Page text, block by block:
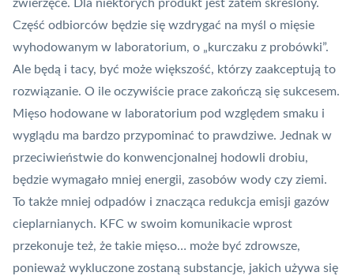
zwierzęce. Dla niektórych produkt jest zatem skreślony.
Część odbiorców będzie się wzdrygać na myśl o mięsie
wyhodowanym w laboratorium, o „kurczaku z probówki”.
Ale będą i tacy, być może większość, którzy zaakceptują to
rozwiązanie. O ile oczywiście prace zakończą się sukcesem.
Mięso hodowane w laboratorium pod względem smaku i
wyglądu ma bardzo przypominać to prawdziwe. Jednak w
przeciwieństwie do konwencjonalnej hodowli drobiu,
będzie wymagało mniej energii, zasobów wody czy ziemi.
To także mniej odpadów i znacząca redukcja emisji gazów
cieplarnianych. KFC w swoim komunikacie wprost
przekonuje też, że takie mięso… może być zdrowsze,
ponieważ wykluczone zostaną substancje, jakich używa się